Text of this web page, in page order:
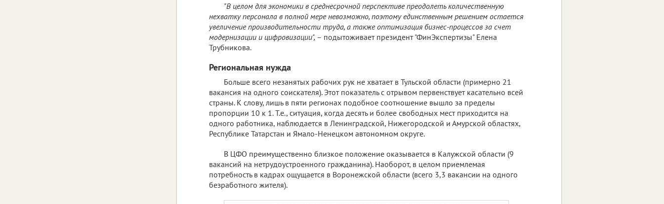
"В целом для экономики в среднесрочной перспективе преодолеть количественную
нехватку персонала в полной мере невозможно, поэтому единственным решением остается
увеличение производительности труда, а также оптимизация бизнес-процессов за счет
модернизации и цифровизации", – подытоживает президент "ФинЭкспертизы" Елена
Трубникова.
Региональная нужда
Больше всего незанятых рабочих рук не хватает в Тульской области (примерно 21
вакансия на одного соискателя). Этот показатель с отрывом первенствует касательно всей
страны. К слову, лишь в пяти регионах подобное соотношение вышло за пределы
пропорции 10 к 1. Т.е., ситуация, когда десять и более свободных мест приходится на
одного работника, наблюдается в Ленинградской, Нижегородской и Амурской областях,
Республике Татарстан и Ямало-Ненецком автономном округе.
В ЦФО преимущественно близкое положение оказывается в Калужской области (9
вакансий на нетрудоустроенного гражданина). Наоборот, в целом приемлемая
потребность в кадрах ощущается в Воронежской области (всего 3,3 вакансии на одного
безработного жителя).